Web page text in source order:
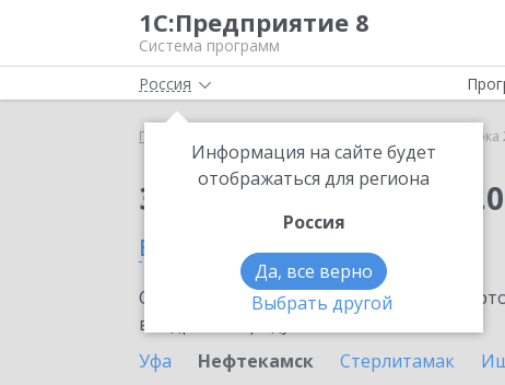
1С:Предприятие 8
Система программ
Россия
Информация на сайте будет
отображаться для региона
Россия
Да, все верно
Выбрать другой
Главная
Заказать 1С:Сверка 2.0
в Нефтекамске
Ознакомьтесь с информационными
внедрение продукта.
Уфа
Нефтекамск Стерлитамак